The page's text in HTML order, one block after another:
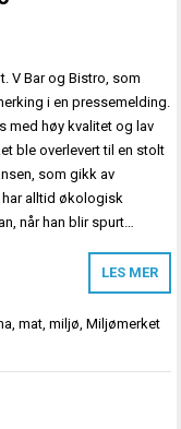
V Bar og Bistro, som
i en pressemelding.
med høy kvalitet og lav
ble overlevert til en stolt
som gikk av
har alltid økologisk
når han blir spurt…
LES MER
,mat,miljø,Miljømerket